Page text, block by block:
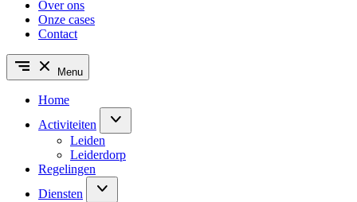
Over ons
Onze cases
Contact
Menu
Home
Activiteiten
Leiden
Leiderdorp
Regelingen
Diensten